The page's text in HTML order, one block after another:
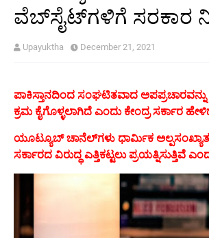
ವೆಬ್‌ಸೈಟ್‌ಗಳಿಗೆ ಸರಕಾರ
Upayuktha December 21, 2021
ಪಾಕಿಸ್ತಾನದಿಂದ ಸಂಘಟಿತವಾದ
ಕ್ರಮ ಕೈಗೊಳ್ಳಲಾಗಿದೆ ಎಂದು ಕೇಂದ್ರ ಸರ್ಕಾರ
ಯೂಟ್ಯೂಬ್ ಚಾನೆಲ್‌ಗಳು ಧಾರ್ಮಿಕ
ಸರ್ಕಾರದ ವಿರುದ್ಧ ಎತ್ತಿಕಟ್ಟಲು ಪ್ರಯತ್ನಿಸುತ್ತಿವೆ